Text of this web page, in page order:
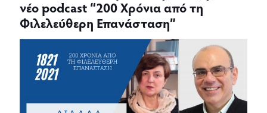
νέο podcast “200 Χρόνια από τη
Φιλελεύθερη Επανάσταση”